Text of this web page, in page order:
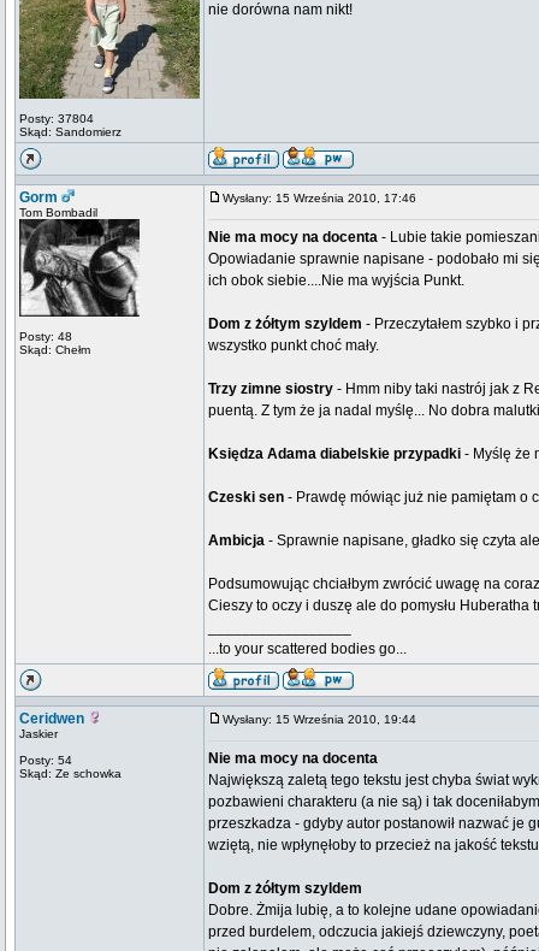
Posty: 37804
Skąd: Sandomierz
nie dorówna nam nikt!
Gorm
Tom Bombadil
Posty: 48
Skąd: Chełm
Wysłany: 15 Września 2010, 17:46
Nie ma mocy na docenta - Lubie takie
Opowiadanie sprawnie napisane - podobało mi
ich obok siebie....Nie ma wyjścia Punkt.
Dom z żółtym szyldem - Przeczytałem szybko i
wszystko punkt choć mały.
Trzy zimne siostry - Hmm niby taki nastrój jak z
puentą. Z tym że ja nadal myślę... No dobra
Księdza Adama diabelskie przypadki - Myślę że
Czeski sen - Prawdę mówiąc już nie pamiętam o
Ambicja - Sprawnie napisane, gładko się czyta
Podsumowując chciałbym zwrócić uwagę na
Cieszy to oczy i duszę ale do pomysłu
...to your scattered bodies go...
Ceridwen
Jaskier
Posty: 54
Skąd: Ze schowka
Wysłany: 15 Września 2010, 19:44
Nie ma mocy na docenta
Największą zaletą tego tekstu jest chyba świat
pozbawieni charakteru (a nie są) i tak
przeszkadza - gdyby autor postanowił nazwać je
wziętą, nie wpłynęłoby to przecież na jakość
Dom z żółtym szyldem
Dobre. Żmija lubię, a to kolejne udane
przed burdelem, odczucia jakiejś dziewczyny,